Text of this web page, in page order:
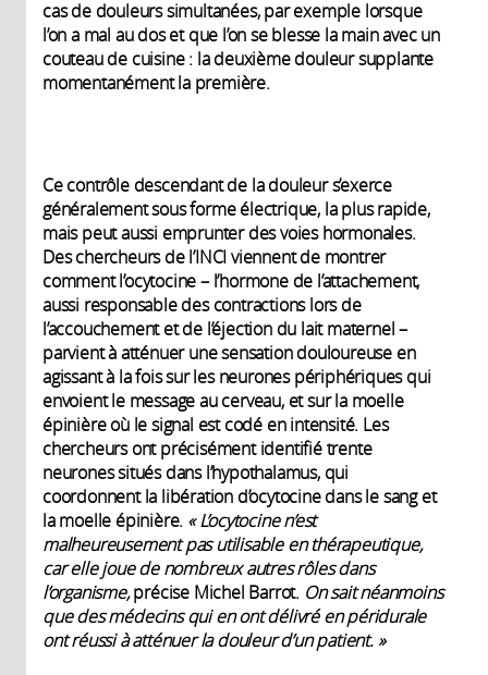
cas de douleurs simultanées, par exemple lorsque
l’on a mal au dos et que l’on se blesse la main avec un
couteau de cuisine : la deuxième douleur supplante
momentanément la première.
Ce contrôle descendant de la douleur s’exerce
généralement sous forme électrique, la plus rapide,
mais peut aussi emprunter des voies hormonales.
Des chercheurs de l’INCI viennent de montrer
comment l’ocytocine – l’hormone de l’attachement,
aussi responsable des contractions lors de
l’accouchement et de l’éjection du lait maternel –
parvient à atténuer une sensation douloureuse en
agissant à la fois sur les neurones périphériques qui
envoient le message au cerveau, et sur la moelle
épinière où le signal est codé en intensité. Les
chercheurs ont précisément identifié trente
neurones situés dans l’hypothalamus, qui
coordonnent la libération d’ocytocine dans le sang et
la moelle épinière. « L’ocytocine n’est
malheureusement pas utilisable en thérapeutique,
car elle joue de nombreux autres rôles dans
l’organisme,précise Michel Barrot. On sait néanmoins
que des médecins qui en ont délivré en péridurale
ont réussi à atténuer la douleur d’un patient. »